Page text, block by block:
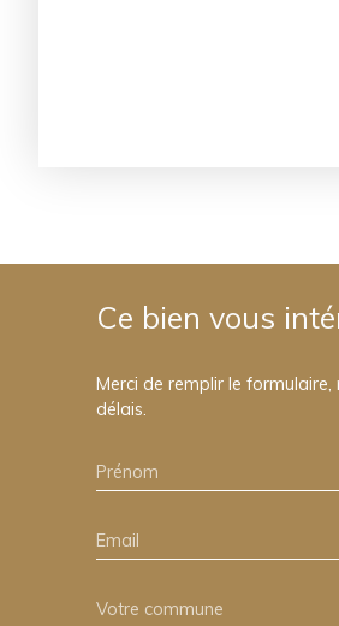
Ce bien vous
Merci de remplir le
délais.
Prénom
Email
Votre commune